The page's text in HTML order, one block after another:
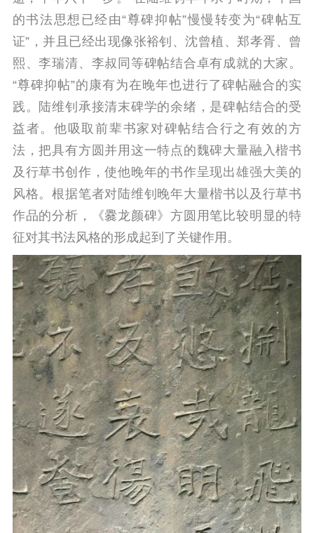
的书法思想已经由“尊碑抑帖”慢慢转变为“碑帖互
证”，并且已经出现像张裕钊、沈曾植、郑孝胥、曾
熙、李瑞清、李叔同等碑帖结合卓有成就的大家。
“尊碑抑帖”的康有为在晚年也进行了碑帖融合的实
践。陆维钊承接清末碑学的余绪，是碑帖结合的受
益者。他吸取前辈书家对碑帖结合行之有效的方
法，把具有方圆并用这一特点的魏碑大量融入楷书
及行草书创作，使他晚年的书作呈现出雄强大美的
风格。根据笔者对陆维钊晚年大量楷书以及行草书
作品的分析，《爨龙颜碑》方圆用笔比较明显的特
征对其书法风格的形成起到了关键作用。